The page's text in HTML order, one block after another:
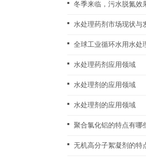
冬季来临，污水脱氮效
水处理药剂市场现状与
全球工业循环水用水处
水处理药剂应用领域
水处理剂的应用领域
水处理剂的应用领域
聚合氯化铝的特点有哪
无机高分子絮凝剂的特